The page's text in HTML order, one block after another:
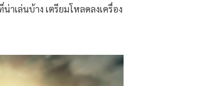
าเล่นบ้าง เตรียมโหลดลงเครื่อง